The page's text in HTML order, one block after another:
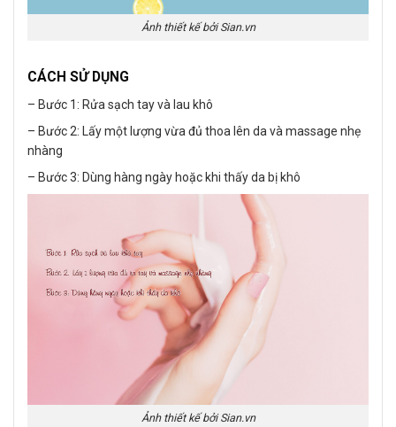
Ảnh thiết kế bởi Sian.vn
CÁCH SỬ DỤNG
– Bước 1: Rửa sạch tay và lau khô
– Bước 2: Lấy một lượng vừa đủ thoa lên da và massage nhẹ
nhàng
– Bước 3: Dùng hàng ngày hoặc khi thấy da bị khô
Ảnh thiết kế bởi Sian.vn